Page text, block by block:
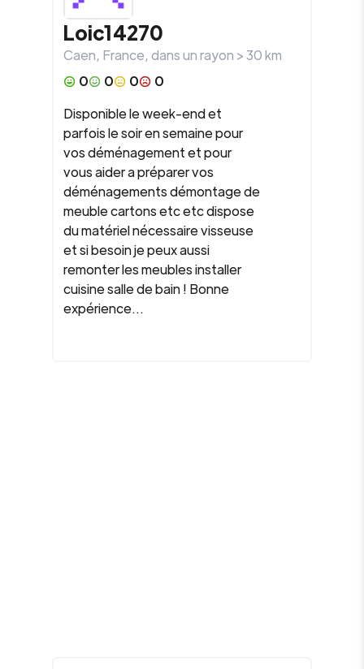
Loic14270
Caen, France, dans un rayon >30km
0
0 0
0
Disponible le week-end et
parfois le soir en semaine pour
vos déménagement et pour
vous aider a préparer vos
déménagements démontage de
meuble cartons etc etc dispose
du matériel nécessaire visseuse
et si besoin je peux aussi
remonter les meubles installer
cuisine salle de bain ! Bonne
expérience...